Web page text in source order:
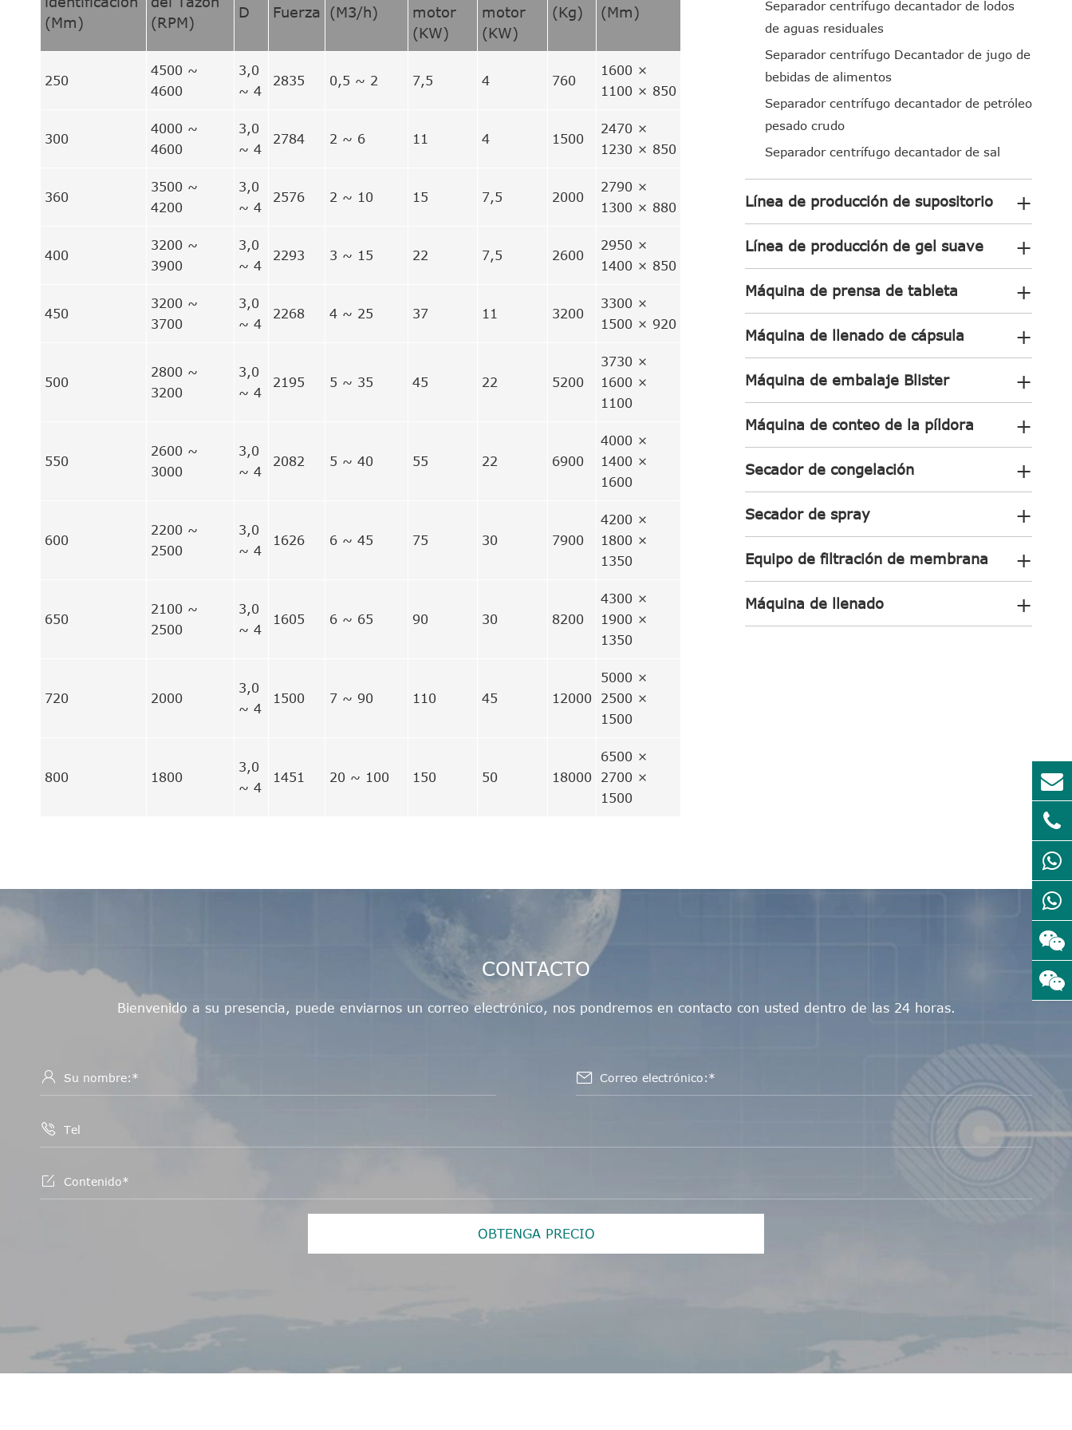
(Mm)
(RPM)
D
Fuerza (M3/h)
motor
(KW)
motor
(KW)
(Kg)
(Mm)
250
4500 ~
4600
3,0
~ 4
2835 0,5 ~ 2 7,5 4 760
1600 ×
1100 × 850
300
4000 ~
4600
3,0
~ 4
2784 2 ~ 6 11 4 1500
2470 ×
1230 × 850
360
3500 ~
4200
3,0
~ 4
2576 2 ~ 10 15 7,5 2000
2790 ×
1300 × 880
400
3200 ~
3900
3,0
~ 4
2293 3 ~ 15 22 7,5 2600
2950 ×
1400 × 850
450
3200 ~
3700
3,0
~ 4
2268 4 ~ 25 37 11 3200
3300 ×
1500 × 920
500
2800 ~
3200
3,0
~ 4
2195 5 ~ 35 45 22 5200
3730 ×
1600 ×
1100
550
2600 ~
3000
3,0
~ 4
2082 5 ~ 40 55 22 6900
4000 ×
1400 ×
1600
600
2200 ~
2500
3,0
~ 4
1626 6 ~ 45 75 30 7900
4200 ×
1800 ×
1350
650
2100 ~
2500
3,0
~ 4
1605 6 ~ 65 90 30 8200
4300 ×
1900 ×
1350
720 2000
3,0
~ 4
1500 7 ~ 90 110 45 12000
5000 ×
2500 ×
1500
800 1800
3,0
~ 4
1451 20 ~ 100 150 50 18000
6500 ×
2700 ×
1500
Separador centrífugo decantador de lodos
de aguas residuales
Separador centrífugo Decantador de jugo de
bebidas de alimentos
Separador centrífugo decantador de petróleo
pesado crudo
Separador centrífugo decantador de sal
Línea de producción de supositorio +
Línea de producción de gel suave +
Máquina de prensa de tableta +
Máquina de llenado de cápsula +
Máquina de embalaje Blister +
Máquina de conteo de la píldora +
Secador de congelación +
Secador de spray +
Equipo de filtración de membrana +
Máquina de llenado +
CONTACTO
Bienvenido a su presencia, puede enviarnos un correo electrónico, nos pondremos en contacto con usted dentro de las 24 horas.
 


OBTENGA PRECIO